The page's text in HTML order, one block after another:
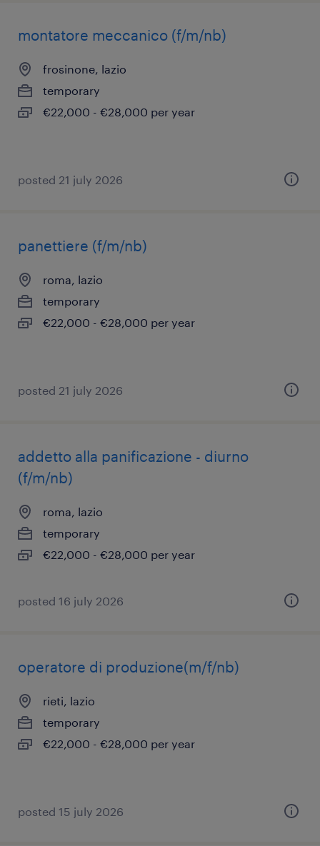
montatore meccanico (f/m/nb)
frosinone, lazio
temporary
€22,000 - €28,000 per year
posted 21 july 2026
panettiere (f/m/nb)
roma, lazio
temporary
€22,000 - €28,000 per year
posted 21 july 2026
addetto alla panificazione - diurno
(f/m/nb)
roma, lazio
temporary
€22,000 - €28,000 per year
posted 16 july 2026
operatore di produzione(m/f/nb)
rieti, lazio
temporary
€22,000 - €28,000 per year
posted 15 july 2026